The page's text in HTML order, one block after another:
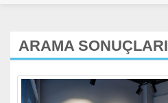
ARAMA SONUÇLARI